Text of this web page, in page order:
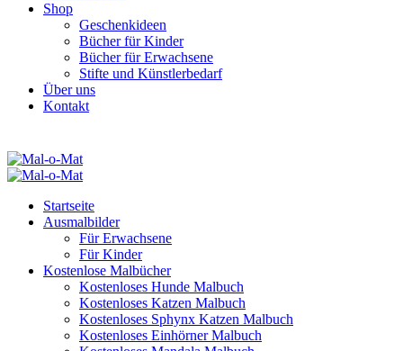
Shop
Geschenkideen
Bücher für Kinder
Bücher für Erwachsene
Stifte und Künstlerbedarf
Über uns
Kontakt
Startseite
Ausmalbilder
Für Erwachsene
Für Kinder
Kostenlose Malbücher
Kostenloses Hunde Malbuch
Kostenloses Katzen Malbuch
Kostenloses Sphynx Katzen Malbuch
Kostenloses Einhörner Malbuch